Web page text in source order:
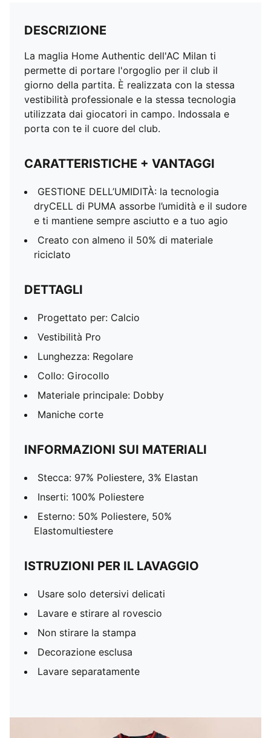
DESCRIZIONE
La maglia Home Authentic dell'AC Milan ti
permette di portare l'orgoglio per il club il
giorno della partita. È realizzata con la stessa
vestibilità professionale e la stessa tecnologia
utilizzata dai giocatori in campo. Indossala e
porta con te il cuore del club.
CARATTERISTICHE + VANTAGGI
GESTIONE DELL’UMIDITÀ: la tecnologia
dryCELL di PUMA assorbe l’umidità e il sudore
e ti mantiene sempre asciutto e a tuo agio
Creato con almeno il 50% di materiale
riciclato
DETTAGLI
Progettato per: Calcio
Vestibilità Pro
Lunghezza: Regolare
Collo: Girocollo
Materiale principale: Dobby
Maniche corte
INFORMAZIONI SUI MATERIALI
Stecca: 97% Poliestere, 3% Elastan
Inserti: 100% Poliestere
Esterno: 50% Poliestere, 50%
Elastomultiestere
ISTRUZIONI PER IL LAVAGGIO
Usare solo detersivi delicati
Lavare e stirare al rovescio
Non stirare la stampa
Decorazione esclusa
Lavare separatamente